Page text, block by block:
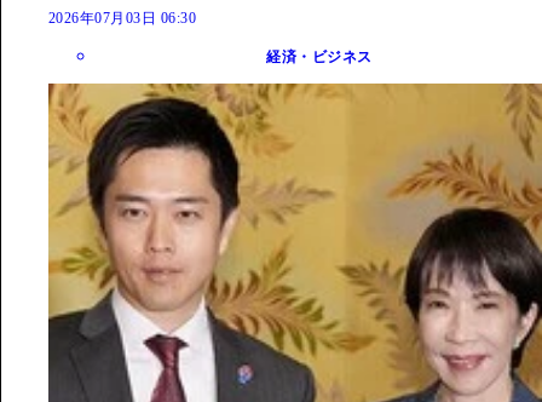
2026年07月03日 06:30
経済・ビジネス